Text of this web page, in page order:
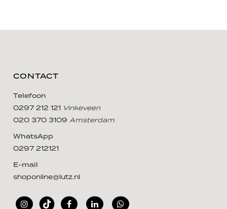
CONTACT
Telefoon
0297 212 121 Vinkeveen
020 370 3109Amsterdam
WhatsApp
0297 212121
E-mail
shoponline@lutz.nl